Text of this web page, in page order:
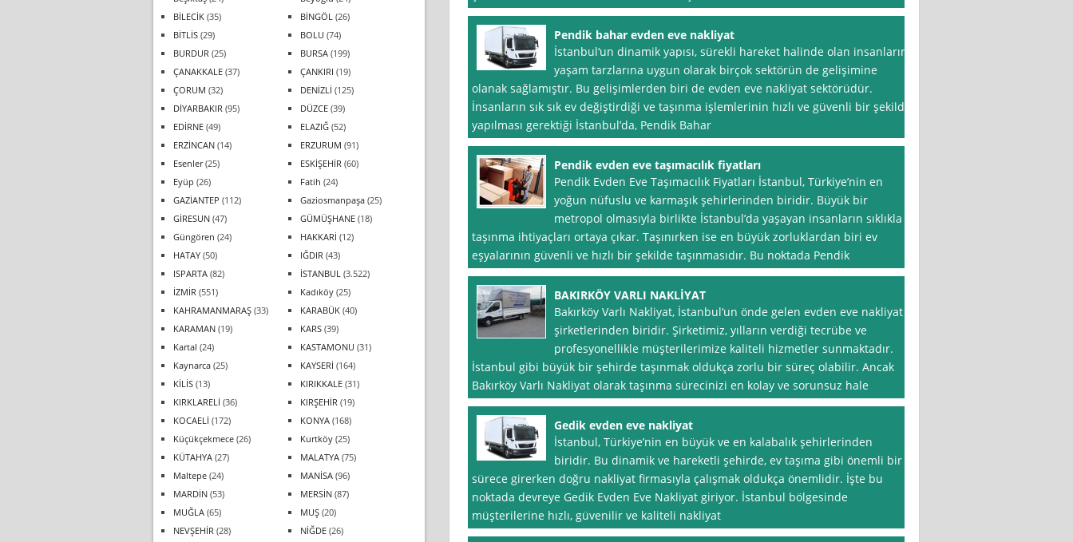
Pendik bahar evden eve nakliyat
İstanbul‘un dinamik yapısı, sürekli hareket halinde olan insanların
yaşam tarzlarına uygun olarak birçok sektörün de gelişimine
olanak sağlamıştır. Bu gelişimlerden biri de evden eve nakliyat sektörüdür.
İnsanların sık sık ev değiştirdiği ve taşınma işlemlerinin hızlı ve güvenli bir şekilde
yapılması gerektiği İstanbul’da, Pendik Bahar
Pendik evden eve taşımacılık fiyatları
Pendik Evden Eve Taşımacılık Fiyatları İstanbul, Türkiye’nin en
yoğun nüfuslu ve karmaşık şehirlerinden biridir. Büyük bir
metropol olmasıyla birlikte İstanbul’da yaşayan insanların sıklıkla
taşınma ihtiyaçları ortaya çıkar. Taşınırken ise en büyük zorluklardan biri ev
eşyalarının güvenli ve hızlı bir şekilde taşınmasıdır. Bu noktada Pendik
BAKIRKÖY VARLI NAKLİYAT
Bakırköy Varlı Nakliyat, İstanbul‘un önde gelen evden eve nakliyat
şirketlerinden biridir. Şirketimiz, yılların verdiği tecrübe ve
profesyonellikle müşterilerimize kaliteli hizmetler sunmaktadır.
İstanbul gibi büyük bir şehirde taşınmak oldukça zorlu bir süreç olabilir. Ancak
Bakırköy Varlı Nakliyat olarak taşınma sürecinizi en kolay ve sorunsuz hale
Gedik evden eve nakliyat
İstanbul, Türkiye’nin en büyük ve en kalabalık şehirlerinden
biridir. Bu dinamik ve hareketli şehirde, ev taşıma gibi önemli bir
sürece girerken doğru nakliyat firmasıyla çalışmak oldukça önemlidir. İşte bu
noktada devreye Gedik Evden Eve Nakliyat giriyor. İstanbul bölgesinde
müşterilerine hızlı, güvenilir ve kaliteli nakliyat
BİLECİK (35) BİNGÖL (26)
BİTLİS (29) BOLU (74)
BURDUR (25) BURSA (199)
ÇANAKKALE (37) ÇANKIRI (19)
ÇORUM (32) DENİZLİ (125)
DİYARBAKIR (95) DÜZCE (39)
EDİRNE (49) ELAZIĞ (52)
ERZİNCAN (14) ERZURUM (91)
Esenler(25) ESKİŞEHİR (60)
Eyüp (26) Fatih (24)
GAZİANTEP (112) Gaziosmanpaşa (25)
GİRESUN (47) GÜMÜŞHANE (18)
Güngören (24) HAKKARİ (12)
HATAY (50) IĞDIR (43)
ISPARTA (82) İSTANBUL (3.522)
İZMİR (551) Kadıköy (25)
KAHRAMANMARAŞ (33) KARABÜK (40)
KARAMAN (19) KARS (39)
Kartal (24) KASTAMONU (31)
Kaynarca (25) KAYSERİ (164)
KİLİS (13) KIRIKKALE (31)
KIRKLARELİ (36) KIRŞEHİR (19)
KOCAELİ (172) KONYA (168)
Küçükçekmece (26) Kurtköy (25)
KÜTAHYA (27) MALATYA (75)
Maltepe (24) MANİSA (96)
MARDİN (53) MERSİN (87)
MUĞLA (65) MUŞ (20)
NEVŞEHİR (28) NİĞDE (26)